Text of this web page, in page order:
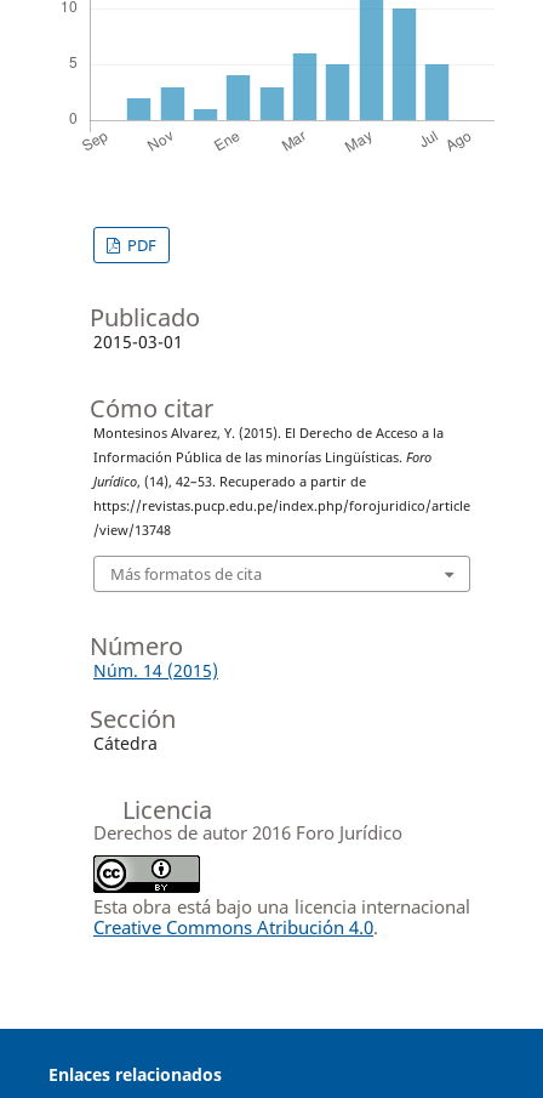
PDF
Publicado
2015-03-01
Cómo citar
Montesinos Alvarez, Y. (2015). El Derecho de Acceso a la
Información Pública de las minorías Lingüísticas. Foro
Jurídico, (14), 42–53. Recuperado a partir de
https://revistas.pucp.edu.pe/index.php/forojuridico/article
/view/13748
Más formatos de cita
Número
Núm. 14 (2015)
Sección
Cátedra
Licencia
Derechos de autor 2016 Foro Jurídico
Esta obra está bajo una licencia internacional
Creative Commons Atribución 4.0.
Enlaces relacionados